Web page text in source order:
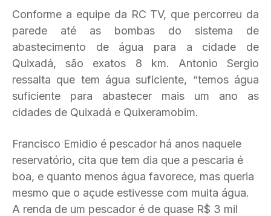
Conforme a equipe da RC TV, que percorreu da
parede até as bombas do sistema de
abastecimento de água para a cidade de
Quixadá, são exatos 8 km. Antonio Sergio
ressalta que tem água suficiente, “temos água
suficiente para abastecer mais um ano as
cidades de Quixadá e Quixeramobim.
Francisco Emidio é pescador há anos naquele
reservatório, cita que tem dia que a pescaria é
boa, e quanto menos água favorece, mas queria
mesmo que o açude estivesse com muita água.
A renda de um pescador é de quase R$ 3 mil